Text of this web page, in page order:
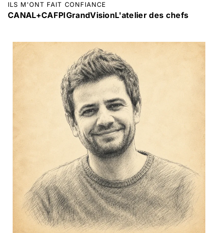
ILS M'ONT FAIT CONFIANCE
CANAL+CAFPIGrandVisionL'atelier des chefs